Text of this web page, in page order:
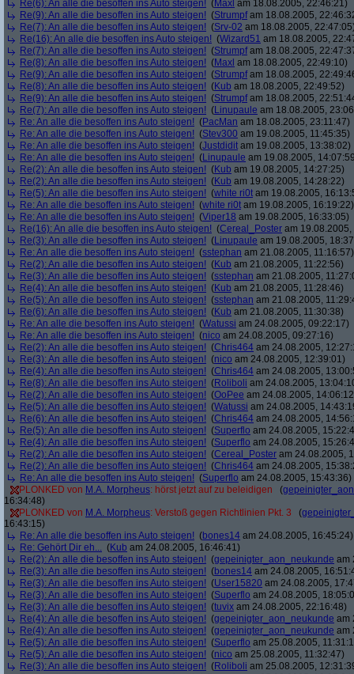
Re(6): An alle die besoffen ins Auto steigen! ( Maxl am 18.08.2005, 22:46:21)
Re(9): An alle die besoffen ins Auto steigen! (Strumpfam 18.08.2005,
Re(7): An alle die besoffen ins Auto steigen! (Srv-02 am 18.08.2005,
Re(16): An alle die besoffen ins Auto steigen! (Wizard51 am 18.08.2005,
Re(7): An alle die besoffen ins Auto steigen! (Strumpfam 18.08.2005,
Re(8): An alle die besoffen ins Auto steigen! (Maxl am 18.08.2005, 22:49:10)
Re(9): An alle die besoffen ins Auto steigen! (Strumpfam 18.08.2005,
Re(8): An alle die besoffen ins Auto steigen! (Kub am 18.08.2005, 22:49:52)
Re(9): An alle die besoffen ins Auto steigen! (Strumpfam 18.08.2005,
Re(7): An alle die besoffen ins Auto steigen! (Linupaule am 18.08.2005,
Re: An alle die besoffen ins Auto steigen! (PacMan am 18.08.2005, 23:11:47)
Re: An alle die besoffen ins Auto steigen! (Stev300 am 19.08.2005, 11:45:35)
Re: An alle die besoffen ins Auto steigen! (Justdidit am 19.08.2005, 13:38:02)
Re: An alle die besoffen ins Auto steigen! (Linupaule am 19.08.2005,
Re(2): An alle die besoffen ins Auto steigen! (Kub am 19.08.2005, 14:27:25)
Re(2): An alle die besoffen ins Auto steigen! (Kub am 19.08.2005, 14:28:22)
Re(5): An alle die besoffen ins Auto steigen! (white ri0t am 19.08.2005,
Re: An alle die besoffen ins Auto steigen! (white ri0t am 19.08.2005, 16:19:22)
Re: An alle die besoffen ins Auto steigen! (Viper18 am 19.08.2005, 16:33:05)
Re(16): An alle die besoffen ins Auto steigen! (Cereal_Poster am
Re(3): An alle die besoffen ins Auto steigen! (Linupaule am 19.08.2005,
Re: An alle die besoffen ins Auto steigen! (sstephan am 21.08.2005, 11:16:57)
Re(2): An alle die besoffen ins Auto steigen! (Kub am 21.08.2005, 11:22:56)
Re(3): An alle die besoffen ins Auto steigen! (sstephan am 21.08.2005,
Re(4): An alle die besoffen ins Auto steigen! (Kub am 21.08.2005, 11:28:46)
Re(5): An alle die besoffen ins Auto steigen! (sstephan am 21.08.2005,
Re(6): An alle die besoffen ins Auto steigen! (Kub am 21.08.2005, 11:30:38)
Re: An alle die besoffen ins Auto steigen! (Watussi am 24.08.2005, 09:22:17)
Re: An alle die besoffen ins Auto steigen! (nico am 24.08.2005, 09:27:16)
Re(2): An alle die besoffen ins Auto steigen! (Chris464 am 24.08.2005,
Re(3): An alle die besoffen ins Auto steigen! (nico am 24.08.2005, 12:39:01)
Re(4): An alle die besoffen ins Auto steigen! (Chris464 am 24.08.2005,
Re(8): An alle die besoffen ins Auto steigen! (Roliboli am 24.08.2005,
Re(2): An alle die besoffen ins Auto steigen! (OoPee am 24.08.2005,
Re(5): An alle die besoffen ins Auto steigen! (Watussi am 24.08.2005,
Re(6): An alle die besoffen ins Auto steigen! (Chris464 am 24.08.2005,
Re(5): An alle die besoffen ins Auto steigen! (Superflo am 24.08.2005,
Re(4): An alle die besoffen ins Auto steigen! (Superflo am 24.08.2005,
Re(2): An alle die besoffen ins Auto steigen! (Cereal_Poster am 24.08.2005,
Re(2): An alle die besoffen ins Auto steigen! (Chris464 am 24.08.2005,
Re: An alle die besoffen ins Auto steigen! (Superflo am 24.08.2005, 15:43:36)
PLONKED von M.A. Morpheus: hörst jetzt auf zu beleidigen (
16:34:48)
PLONKED von M.A. Morpheus: Verstoß gegen Richtlinien Pkt. 3 (
16:43:15)
Re: An alle die besoffen ins Auto steigen! (bones14 am 24.08.2005, 16:45:24)
Re: Gehört Dir eh... (Kub am 24.08.2005, 16:46:41)
Re(2): An alle die besoffen ins Auto steigen! (gepeinigter_aon_neukunde am
Re(3): An alle die besoffen ins Auto steigen! (bones14 am 24.08.2005,
Re(3): An alle die besoffen ins Auto steigen! (User15820 am 24.08.2005,
Re(3): An alle die besoffen ins Auto steigen! (Superflo am 24.08.2005,
Re(3): An alle die besoffen ins Auto steigen! (tuvix am 24.08.2005, 22:16:48)
Re(4): An alle die besoffen ins Auto steigen! (gepeinigter_aon_neukunde am
Re(4): An alle die besoffen ins Auto steigen! (gepeinigter_aon_neukunde am
Re(5): An alle die besoffen ins Auto steigen! (Superflo am 25.08.2005,
Re(5): An alle die besoffen ins Auto steigen! (nico am 25.08.2005, 11:32:47)
Re(3): An alle die besoffen ins Auto steigen! (Roliboli am 25.08.2005,